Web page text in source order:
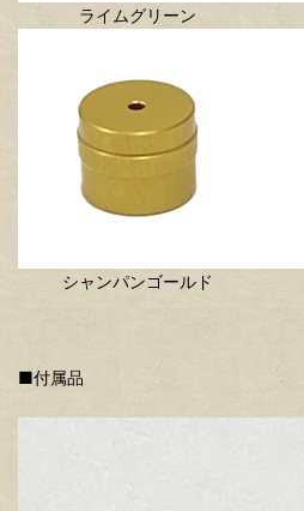
ライムグリーン
シャンパンゴールド
■付属品